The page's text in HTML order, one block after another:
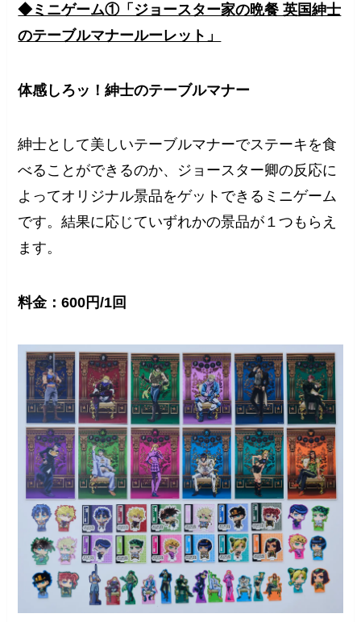
◆ミニゲーム①「ジョースター家の晩餐 英国紳士
のテーブルマナールーレット」
体感しろッ！紳士のテーブルマナー
紳士として美しいテーブルマナーでステーキを食
べることができるのか、ジョースター卿の反応に
よってオリジナル景品をゲットできるミニゲーム
です。結果に応じていずれかの景品が１つもらえ
ます。
料金：600円/1回